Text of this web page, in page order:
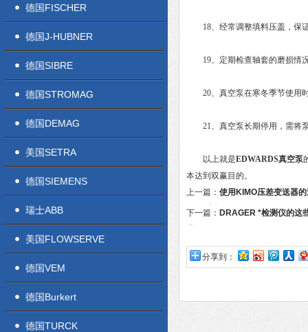
德国FISCHER
德国J-HUBNER
德国SIBRE
德国STROMAG
德国DEMAG
美国SETRA
德国SIEMENS
瑞士ABB
美国FLOWSERVE
德国VEM
德国Burkert
德国TURCK
18、经常调整填料压盖，保证
19、定期检查轴套的磨损情
20、真空泵在寒冬季节使用时
21、真空泵长期停用，需将泵
以上就是EDWARDS真空泵
本达到双赢目的。
上一篇： 使用KIMO压差变送器
项 好处多多
下一篇： DRAGER *检测仪的这
分享到：